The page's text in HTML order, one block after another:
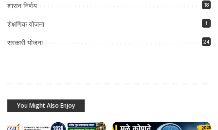
शासन निर्णय 18
शेक्षणिक योजना 1
सरकारी योजना 24
You Might Also Enjoy